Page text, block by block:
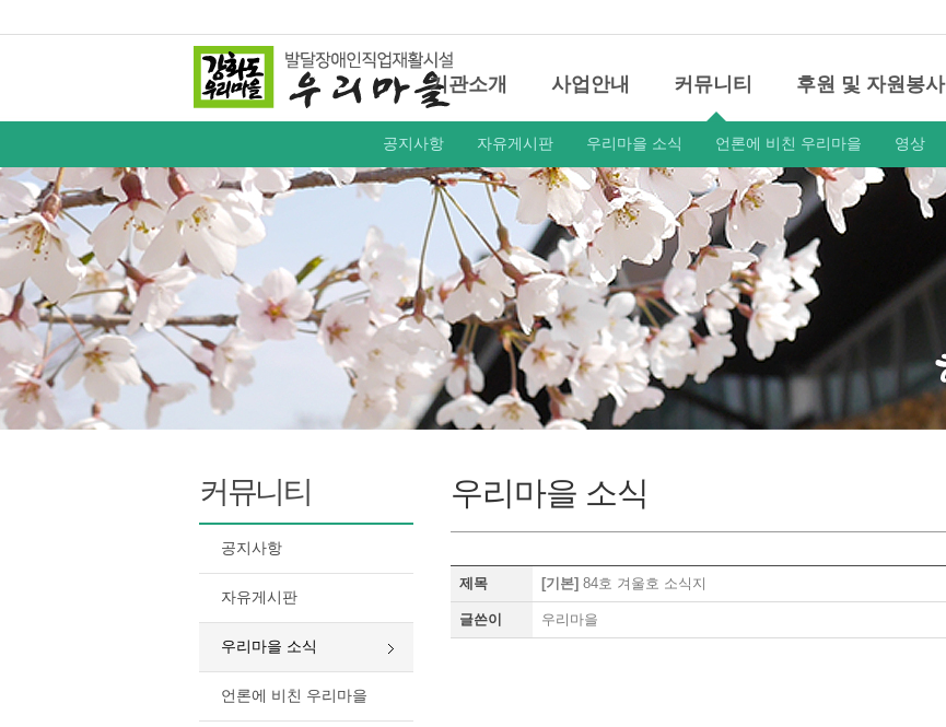
기관소개 사업안내 커뮤니티 후원 및 자원봉사
공지사항 자유게시판 우리마을 소식 언론에 비친 우리마을 영상
커뮤니티
공지사항
자유게시판
우리마을 소식
언론에 비친 우리마을
우리마을 소식
제목 [기본] 84호 겨울호 소식지
글쓴이 우리마을